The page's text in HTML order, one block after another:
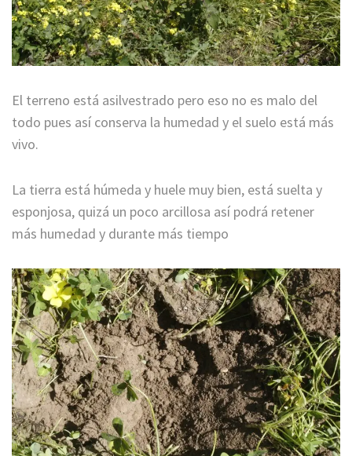
El terreno está asilvestrado pero eso no es malo del
todo pues así conserva la humedad y el suelo está más
vivo.
La tierra está húmeda y huele muy bien, está suelta y
esponjosa, quizá un poco arcillosa así podrá retener
más humedad y durante más tiempo